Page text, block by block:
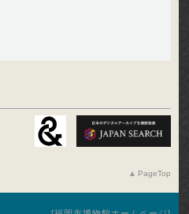
PageTop